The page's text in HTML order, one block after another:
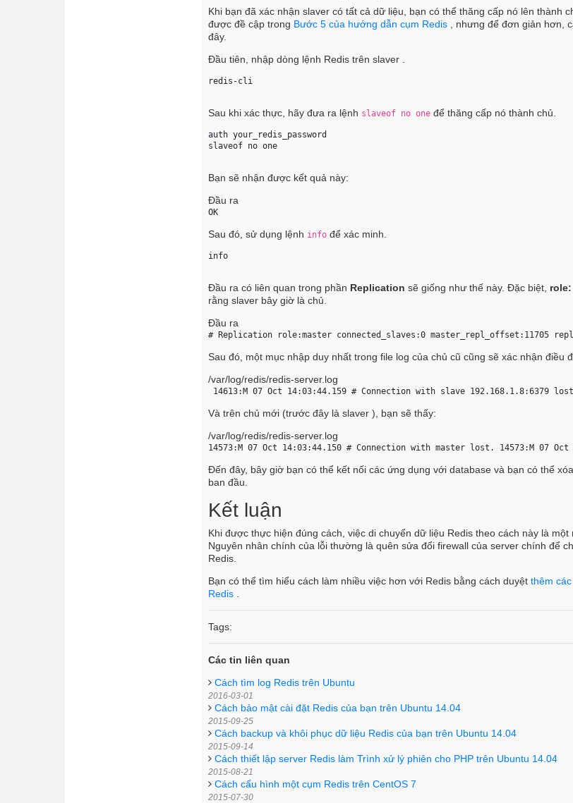
Khi bạn đã xác nhận slaver có tất cả dữ liệu, bạn có thể thăng cấp nó lên thành
được đề cập trong Bước 5 của hướng dẫn cụm Redis , nhưng để đơn giản hơn,
đây.
Đầu tiên, nhập dòng lệnh Redis trên slaver .
redis-cli
Sau khi xác thực, hãy đưa ra lệnh slaveof no one để thăng cấp nó thành chủ.
auth your_redis_password
slaveof no one
Bạn sẽ nhận được kết quả này:
Đầu ra
OK
Sau đó, sử dụng lệnh info để xác minh.
info
Đầu ra có liên quan trong phần Replication sẽ giống như thế này. Đặc biệt,
rằng slaver bây giờ là chủ.
Đầu ra
# Replication role:master connected_slaves:0 master_repl_offset:11705
Sau đó, một mục nhập duy nhất trong file log của chủ cũ cũng sẽ xác nhận điều
/var/log/redis/redis-server.log
14613:M 07 Oct 14:03:44.159 # Connection with slave 192.168.1.8:6379
Và trên chủ mới (trước đây là slaver ), bạn sẽ thấy:
/var/log/redis/redis-server.log
14573:M 07 Oct 14:03:44.150 # Connection with master lost. 14573:M 07
Đến đây, bây giờ bạn có thể kết nối các ứng dụng với database và bạn có thể
ban đầu.
Kết luận
Khi được thực hiện đúng cách, việc di chuyển dữ liệu Redis theo cách này là một
Nguyên nhân chính của lỗi thường là quên sửa đổi firewall của server chính để
Redis.
Bạn có thể tìm hiểu cách làm nhiều việc hơn với Redis bằng cách duyệtthêm
Redis
Tags:
Các tin liên quan
Cách tìm log Redis trên Ubuntu
2016-03-01
Cách bảo mật cài đặt Redis của bạn trên Ubuntu 14.04
2015-09-25
Cách backup và khôi phục dữ liệu Redis của bạn trên Ubuntu 14.04
2015-09-14
Cách thiết lập server Redis làm Trình xử lý phiên cho PHP trên Ubuntu 14.04
2015-08-21
Cách cấu hình một cụm Redis trên CentOS 7
2015-07-30